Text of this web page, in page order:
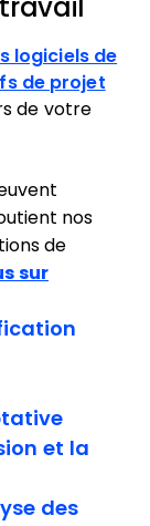
logiciels de
de projet
de votre
nos
de
sur
et la
des